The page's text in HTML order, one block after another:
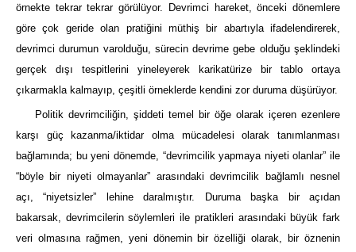
örnekte tekrar tekrar görülüyor. Devrimci hareket, önceki dönemlere
göre çok geride olan pratiğini müthiş bir abartıyla ifadelendirerek,
devrimci durumun varolduğu, sürecin devrime gebe olduğu şeklindeki
gerçek dışı tespitlerini yineleyerek karikatürize bir tablo ortaya
çıkarmakla kalmayıp, çeşitli örneklerde kendini zor duruma düşürüyor.
Politik devrimciliğin, şiddeti temel bir öğe olarak içeren ezenlere
karşı güç kazanma/iktidar olma mücadelesi olarak tanımlanması
bağlamında; bu yeni dönemde, “devrimcilik yapmaya niyeti olanlar” ile
“böyle bir niyeti olmayanlar” arasındaki devrimcilik bağlamlı nesnel
açı, “niyetsizler” lehine daralmıştır. Duruma başka bir açıdan
bakarsak, devrimcilerin söylemleri ile pratikleri arasındaki büyük fark
veri olmasına rağmen, yeni dönemin bir özelliği olarak, bir öznenin